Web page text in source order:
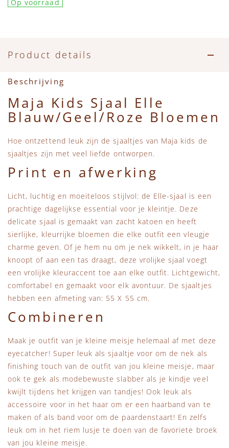
Accessoires
Zwemkleding
Speelgoed
Tassen
Verzorgingsproducten
Beren
MarMar Copenhagen
+1 in the family
New Balance
Piupiuchick
Play Up
Sproet & Sprout
Tiny Cottons
Op voorraad
Product details
Beschrijving
Maja Kids Sjaal Elle
Blauw/Geel/Roze Bloemen
Hoe ontzettend leuk zijn de sjaaltjes van Maja kids de
sjaaltjes zijn met veel liefde ontworpen.
Print en afwerking
Licht, luchtig en moeiteloos stijlvol: de Elle-sjaal is een
prachtige dagelijkse essential voor je kleintje. Deze
delicate sjaal is gemaakt van zacht katoen en heeft
sierlijke, kleurrijke bloemen die elke outfit een vleugje
charme geven. Of je hem nu om je nek wikkelt, in je haar
knoopt of aan een tas draagt, deze vrolijke sjaal voegt
een vrolijke kleuraccent toe aan elke outfit. Lichtgewicht,
comfortabel en gemaakt voor elk avontuur. De sjaaltjes
hebben een afmeting van: 55 X 55 cm.
Combineren
Maak je outfit van je kleine meisje helemaal af met deze
eyecatcher! Super leuk als sjaaltje voor om de nek als
finishing touch van de outfit van jou kleine meisje, maar
ook te gek als modebewuste slabber als je kindje veel
kwijlt tijdens het krijgen van tandjes! Ook leuk als
accessoire voor in het haar om er een haarband van te
maken of als band voor om de paardenstaart! En zelfs
leuk om in het riem lusje te doen van de favoriete broek
van jou kleine meisje.